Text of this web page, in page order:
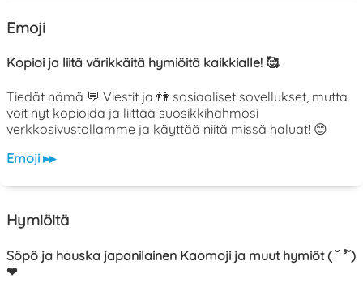
Emoji
Kopioi ja liitä värikkäitä hymiöitä kaikkialle! 🥰
Tiedät nämä 💬 Viestit ja 👫 sosiaaliset sovellukset, mutta
voit nyt kopioida ja liittää suosikkihahmosi
verkkosivustollamme ja käyttää niitä missä haluat! 😊
Emoji ▸▸
Hymiöitä
Söpö ja hauska japanilainen Kaomoji ja muut hymiöt ( ˘ ³˘)
❤